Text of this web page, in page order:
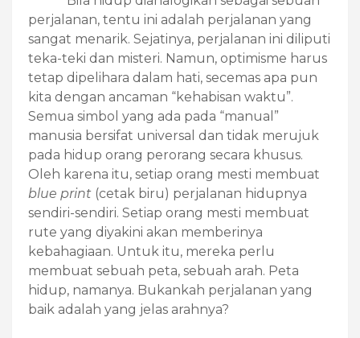
perjalanan, tentu ini adalah perjalanan yang
sangat menarik. Sejatinya, perjalanan ini diliputi
teka-teki dan misteri. Namun, optimisme harus
tetap dipelihara dalam hati, secemas apa pun
kita dengan ancaman “kehabisan waktu”.
Semua simbol yang ada pada “manual”
manusia bersifat universal dan tidak merujuk
pada hidup orang perorang secara khusus.
Oleh karena itu, setiap orang mesti membuat
blue print (cetak biru) perjalanan hidupnya
sendiri-sendiri. Setiap orang mesti membuat
rute yang diyakini akan memberinya
kebahagiaan. Untuk itu, mereka perlu
membuat sebuah peta, sebuah arah. Peta
hidup, namanya. Bukankah perjalanan yang
baik adalah yang jelas arahnya?